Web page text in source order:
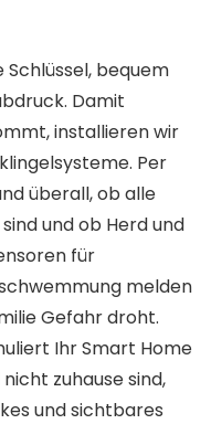
Schlüssel, bequem
Damit
installieren wir
Per
überall, ob alle
und ob Herd und
für
melden
Gefahr droht.
Ihr Smart Home
zuhause sind,
und sichtbares